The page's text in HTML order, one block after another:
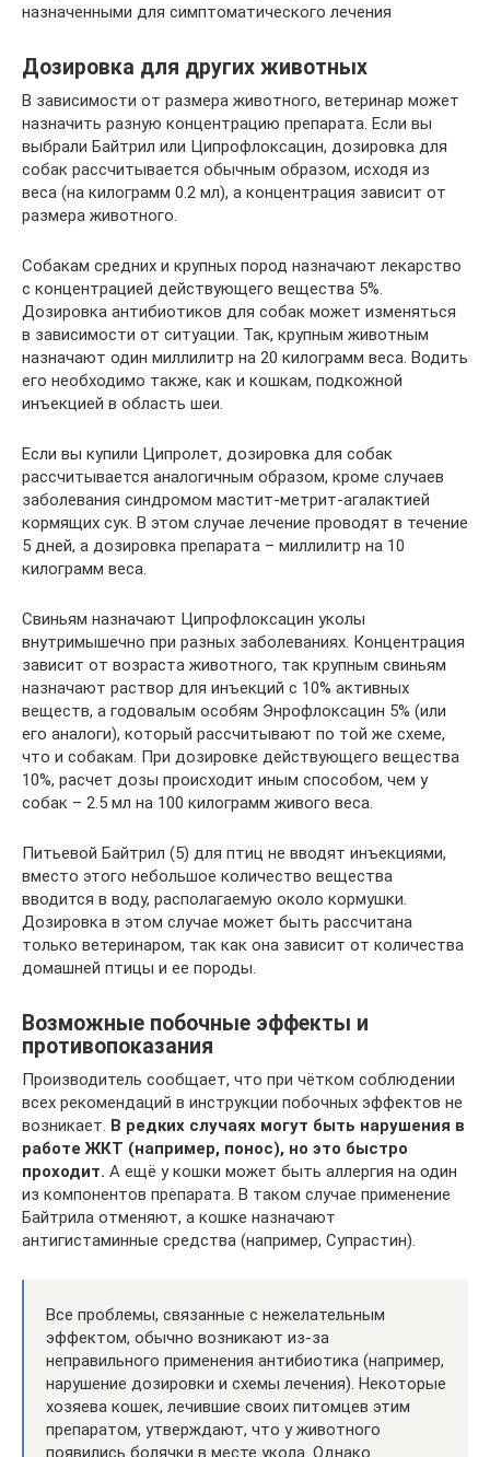
назначенными для симптоматического лечения
Дозировка для других животных
В зависимости от размера животного, ветеринар может
назначить разную концентрацию препарата. Если вы
выбрали Байтрил или Ципрофлоксацин, дозировка для
собак рассчитывается обычным образом, исходя из
веса (на килограмм 0.2 мл), а концентрация зависит от
размера животного.
Собакам средних и крупных пород назначают лекарство
с концентрацией действующего вещества 5%.
Дозировка антибиотиков для собак может изменяться
в зависимости от ситуации. Так, крупным животным
назначают один миллилитр на 20 килограмм веса. Водить
его необходимо также, как и кошкам, подкожной
инъекцией в область шеи.
Если вы купили Ципролет, дозировка для собак
рассчитывается аналогичным образом, кроме случаев
заболевания синдромом мастит-метрит-агалактией
кормящих сук. В этом случае лечение проводят в течение
5 дней, а дозировка препарата – миллилитр на 10
килограмм веса.
Свиньям назначают Ципрофлоксацин уколы
внутримышечно при разных заболеваниях. Концентрация
зависит от возраста животного, так крупным свиньям
назначают раствор для инъекций с 10% активных
веществ, а годовалым особям Энрофлоксацин 5% (или
его аналоги), который рассчитывают по той же схеме,
что и собакам. При дозировке действующего вещества
10%, расчет дозы происходит иным способом, чем у
собак – 2.5 мл на 100 килограмм живого веса.
Питьевой Байтрил (5) для птиц не вводят инъекциями,
вместо этого небольшое количество вещества
вводится в воду, располагаемую около кормушки.
Дозировка в этом случае может быть рассчитана
только ветеринаром, так как она зависит от количества
домашней птицы и ее породы.
Возможные побочные эффекты и
противопоказания
Производитель сообщает, что при чётком соблюдении
всех рекомендаций в инструкции побочных эффектов не
возникает. В редких случаях могут быть нарушения в
работе ЖКТ (например, понос), но это быстро
проходит. А ещё у кошки может быть аллергия на один
из компонентов препарата. В таком случае применение
Байтрила отменяют, а кошке назначают
антигистаминные средства (например, Супрастин).
Все проблемы, связанные с нежелательным
эффектом, обычно возникают из-за
неправильного применения антибиотика (например,
нарушение дозировки и схемы лечения). Некоторые
хозяева кошек, лечившие своих питомцев этим
препаратом, утверждают, что у животного
появились болячки в месте укола. Однако